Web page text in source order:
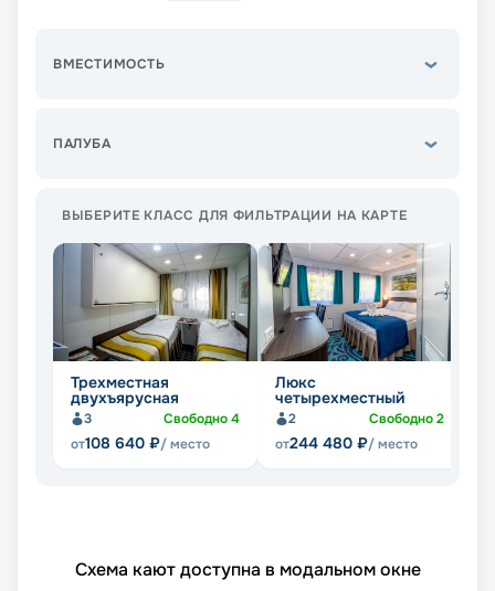
ВМЕСТИМОСТЬ
ПАЛУБА
ВЫБЕРИТЕ КЛАСС ДЛЯ ФИЛЬТРАЦИИ НА КАРТЕ
Трехместная
двухъярусная
3 Свободно4
от108 640 ₽/ место
Люкс
четырехместный
2 Свободно2
от244 480 ₽/ место
Схема кают доступна в модальном окне